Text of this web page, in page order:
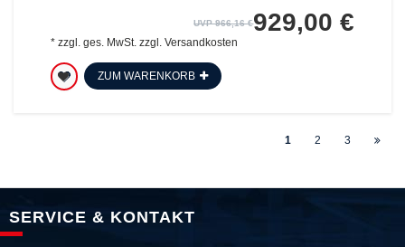
UVP 966,16 €929,00 €
* zzgl. ges. MwSt.zzgl. Versandkosten
ZUM WARENKORB
1 2 3
SERVICE & KONTAKT